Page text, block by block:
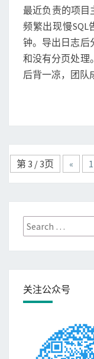
最近负责的项目
频繁出现慢
钟。导出日志后
和没有分页处理
后背一凉，团队
Posts
navigation
第 3 / 3页 « 1
Search
for:
关注公众号